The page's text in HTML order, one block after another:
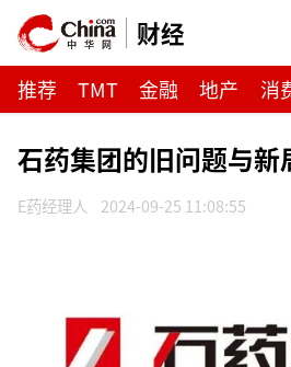
财经
推荐 TMT 金融 地产 消
石药集团的旧问题与新
E药经理人 2024-09-25 11:08:55